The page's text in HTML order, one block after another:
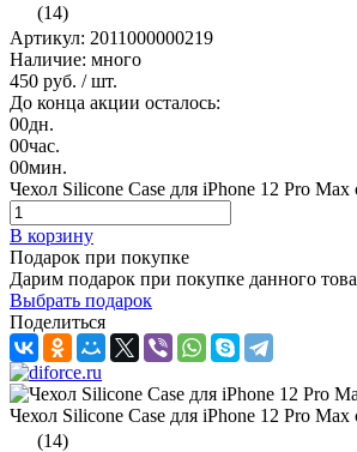
(14)
Артикул: 2011000000219
Наличие: много
450 руб. / шт.
До конца акции осталось:
00дн.
00час.
00мин.
Чехол Silicone Case для iPhone 12 Pro Max
В корзину
Подарок при покупке
Дарим подарок при покупке данного
Выбрать подарок
Поделиться
Чехол Silicone Case для iPhone 12 Pro Max
(14)